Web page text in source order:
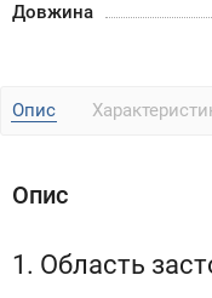
Довжина
Опис
Опис
1. Область